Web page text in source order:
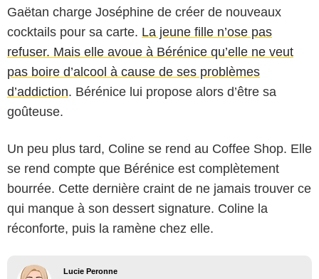
Gaëtan charge Joséphine de créer de nouveaux
cocktails pour sa carte. La jeune fille n’ose pas
refuser. Mais elle avoue à Bérénice qu’elle ne veut
pas boire d’alcool à cause de ses problèmes
d’addiction. Bérénice lui propose alors d’être sa
goûteuse.
Un peu plus tard, Coline se rend au Coffee Shop. Elle
se rend compte que Bérénice est complètement
bourrée. Cette dernière craint de ne jamais trouver ce
qui manque à son dessert signature. Coline la
réconforte, puis la ramène chez elle.
Lucie Peronne